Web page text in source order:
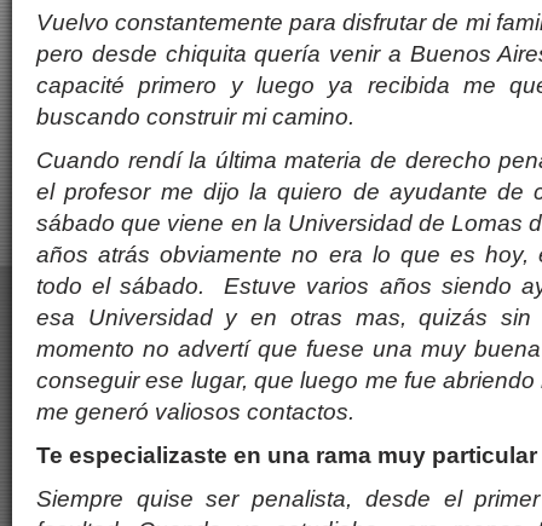
Vuelvo constantemente para disfrutar de mi
pero desde chiquita quería venir a Buenos
capacitéprimero y luego ya recibida me
buscando construir mi camino.
Cuando rendí la última materia de derecho
el profesor me dijo la quiero de ayudante de
sábado que viene en la Universidad de Lomas
años atrás obviamente no era lo que es hoy,
todo el sábado. Estuve varios años siendo
esa Universidad y en otras mas, quizás sin
momento no advertí que fuese una muy
conseguir ese lugar, que luego me fue
me generó valiosos contactos.
Te especializaste en una rama muy
Siempre quise ser penalista, desde el